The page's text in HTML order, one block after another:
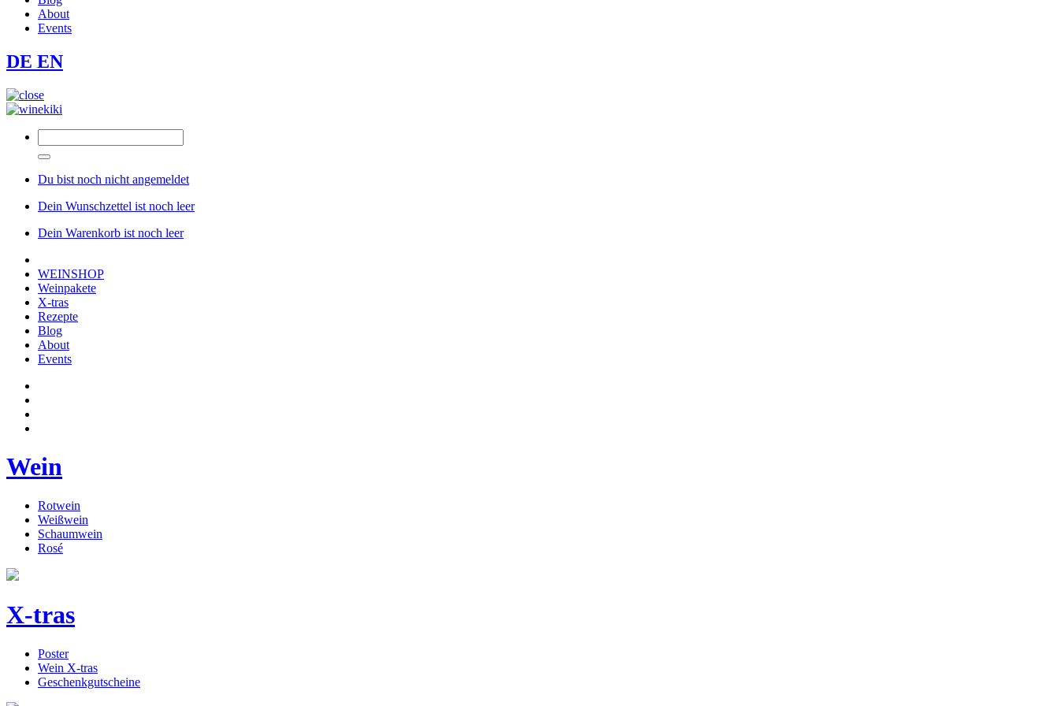
About
Events
DE EN
Du bist noch nicht angemeldet
Dein Wunschzettel ist noch leer
Dein Warenkorb ist noch leer
WEINSHOP
Weinpakete
X-tras
Rezepte
Blog
About
Events
Wein
Rotwein
Weißwein
Schaumwein
Rosé
X-tras
Poster
Wein X-tras
Geschenkgutscheine